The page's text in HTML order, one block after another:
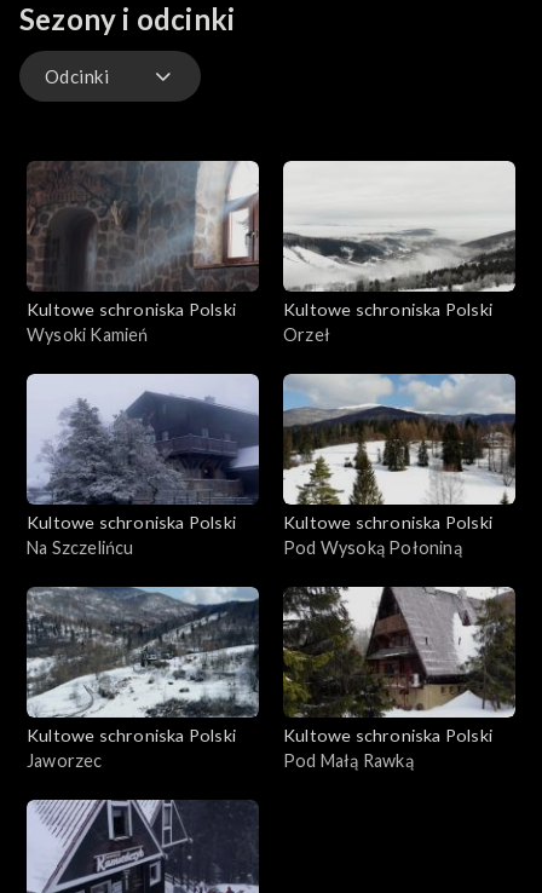
i wzruszającą historię ludzi którzy „gazdują” pod połoninami.
Sezony i odcinki
Odcinki
Kultowe schroniska Polski
Wysoki Kamień
Kultowe schroniska Polski
Orzeł
Kultowe schroniska Polski
Na Szczelińcu
Kultowe schroniska Polski
Pod Wysoką Połoniną
Kultowe schroniska Polski
Jaworzec
Kultowe schroniska Polski
Pod Małą Rawką